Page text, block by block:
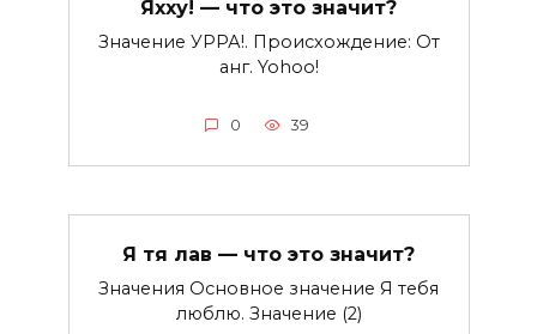
Яхху! — что это значит?
Значение УРРА!. Происхождение: От
анг. Yohoo!
0 39
Я тя лав — что это значит?
Значения Основное значение Я тебя
люблю. Значение (2)